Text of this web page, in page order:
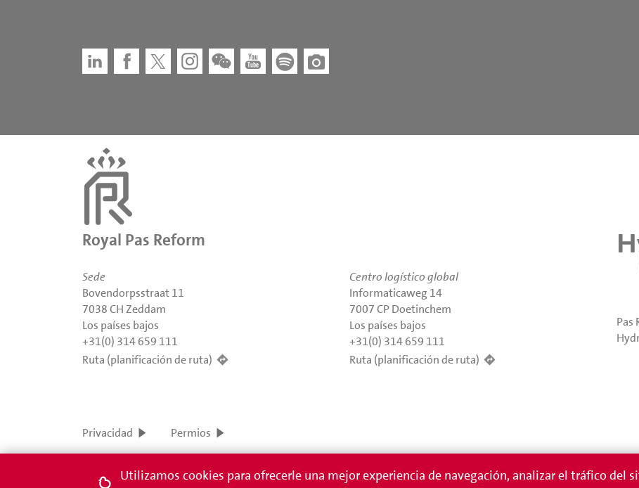
Royal Pas Reform
Sede
Bovendorpsstraat 11
7038 CH Zeddam
Los países bajos
+31(0) 314 659 111
Ruta (planificación de ruta)
Centro logístico global
Informaticaweg 14
7007 CP Doetinchem
Los países bajos
+31(0) 314 659 111
Ruta (planificación de ruta)
Pas
Privacidad Permios
Utilizamos cookies para ofrecerle una mejor experiencia de navegación, analizar el tráfico del